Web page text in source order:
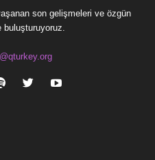
son gelişmeleri ve özgün